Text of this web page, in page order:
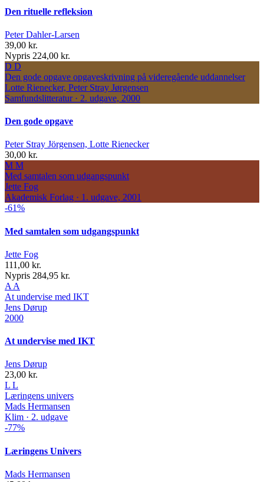
Den rituelle refleksion
Peter Dahler-Larsen
39,00 kr.
Nypris 224,00 kr.
D D
Den gode opgave opgaveskrivning på videregående uddannelser
Lotte Rienecker, Peter Stray Jørgensen
Samfundslitteratur · 2. udgave, 2000
Den gode opgave
Peter Stray Jörgensen, Lotte Rienecker
30,00 kr.
M M
Med samtalen som udgangspunkt
Jette Fog
Akademisk Forlag · 1. udgave, 2001
-61%
Med samtalen som udgangspunkt
Jette Fog
111,00 kr.
Nypris 284,95 kr.
A A
At undervise med IKT
Jens Dørup
2000
At undervise med IKT
Jens Dørup
23,00 kr.
L L
Læringens univers
Mads Hermansen
Klim · 2. udgave
-77%
Læringens Univers
Mads Hermansen